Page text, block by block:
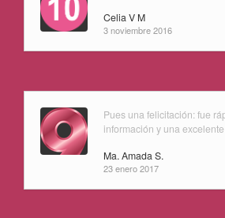
Celia V M
3 noviembre 2016
Pues una felicitación: fue
información y una
Ma. Amada S.
23 enero 2017